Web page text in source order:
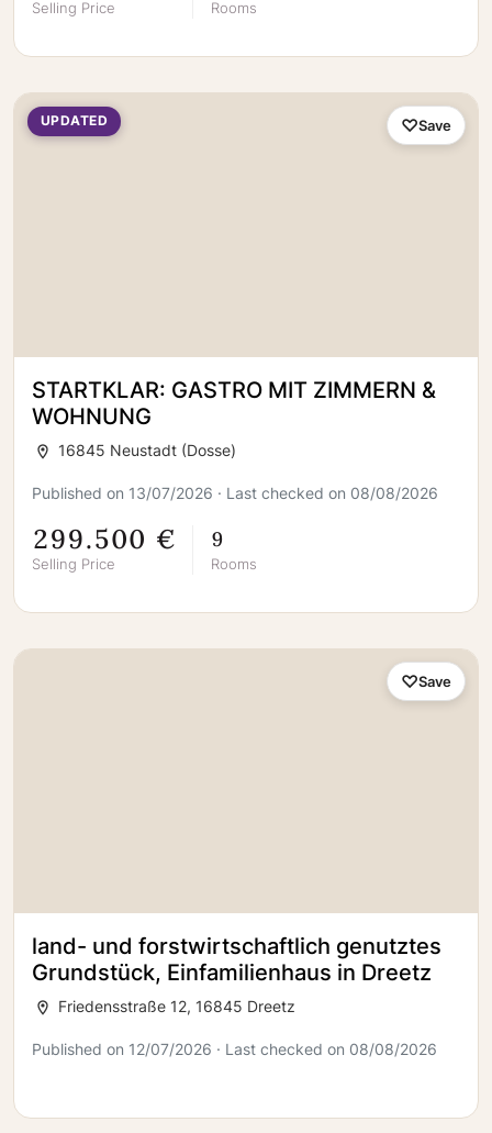
Selling Price Rooms
UPDATED
STARTKLAR: GASTRO MIT ZIMMERN &
WOHNUNG
16845 Neustadt (Dosse)
Published on 13/07/2026 · Last checked on 08/08/2026
299.500 €
Selling Price
9
Rooms
Save
land- und forstwirtschaftlich genutztes
Grundstück, Einfamilienhaus in Dreetz
Friedensstraße 12, 16845 Dreetz
Published on 12/07/2026 · Last checked on 08/08/2026
Save